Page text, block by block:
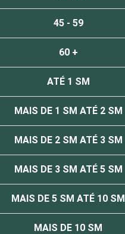
45 - 59
60 +
ATÉ 1 SM
MAIS DE 1 SM ATÉ 2 SM
MAIS DE 2 SM ATÉ 3 SM
MAIS DE 3 SM ATÉ 5 SM
MAIS DE 5 SM ATÉ 10 SM
MAIS DE 10 SM